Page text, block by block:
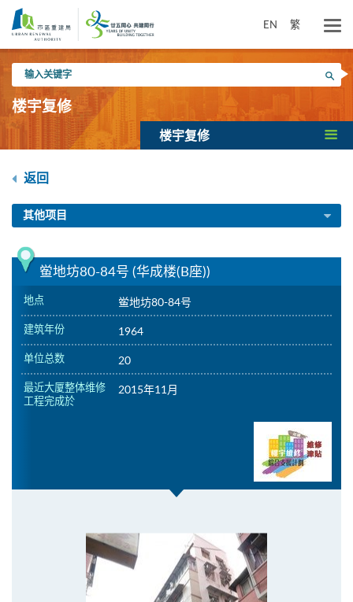
内
EN 繁
入
关
键
搜寻
楼宇复修
楼宇复修
返回
其他项目
鲎地坊80-84号 (华成楼(B座))
地点 鲎地坊80-84号
建筑年份 1964
单位总数 20
最近大厦整体维修
工程完成於
2015年11月